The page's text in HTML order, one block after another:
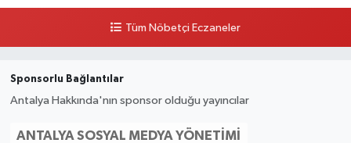
Tüm Nöbetçi Eczaneler
Sponsorlu Bağlantılar
Antalya Hakkında'nın sponsor olduğu yayıncılar
ANTALYA SOSYAL MEDYA YÖNETIMI